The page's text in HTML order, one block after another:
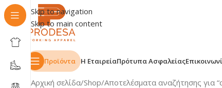
Skip to navigation
Skip to main content
Προϊόντα Η ΕταιρείαΠρότυπα Ασφαλείας
Αρχική σελίδα Shop Αποτελέσματα αναζήτησης για